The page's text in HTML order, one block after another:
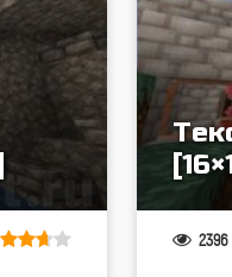
2396